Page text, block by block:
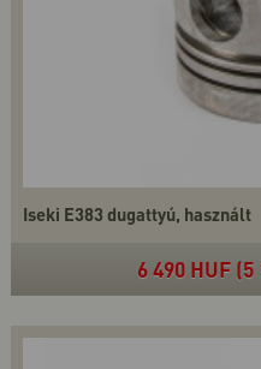
Iseki E383 dugattyú, használt
6 490 HUF (5